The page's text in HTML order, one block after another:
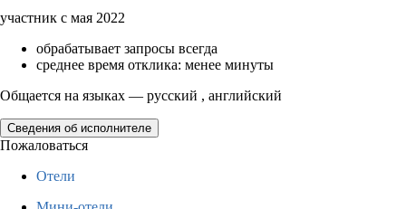
участник с мая 2022
обрабатывает запросы всегда
среднее время отклика: менее минуты
Общается на языках — русский , английский
Сведения об исполнителе
Пожаловаться
Отели